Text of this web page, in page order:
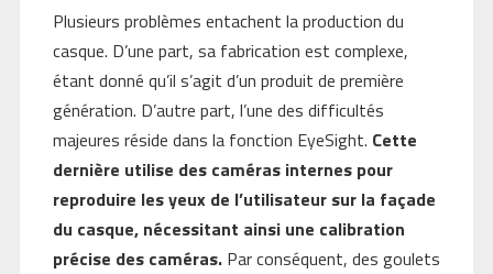
Plusieurs problèmes entachent la production du
casque. D’une part, sa fabrication est complexe,
étant donné qu’il s’agit d’un produit de première
génération. D’autre part, l’une des difficultés
majeures réside dans la fonction EyeSight. Cette
dernière utilise des caméras internes pour
reproduire les yeux de l’utilisateur sur la façade
du casque, nécessitant ainsi une calibration
précise des caméras.Par conséquent, des goulets